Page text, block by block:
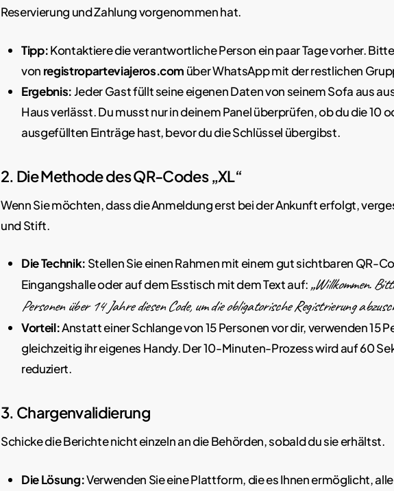
Reservierung und Zahlung vorgenommen hat.
Tipp:Kontaktiere die verantwortliche Person ein paar Tage vorher.
von registroparteviajeros.com über WhatsApp mit der restlichen
Ergebnis:Jeder Gast füllt seine eigenen Daten von seinem Sofa aus
Haus verlässt. Du musst nur in deinem Panel überprüfen, ob du die 10
ausgefüllten Einträge hast, bevor du die Schlüssel übergibst.
2. Die Methode des QR-Codes „XL“
Wenn Sie möchten, dass die Anmeldung erst bei der Ankunft erfolgt,
und Stift.
Die Technik: Stellen Sie einen Rahmen mit einem gut sichtbaren QR-
Eingangshalle oder auf dem Esstisch mit dem Text auf: „Willkommen.
Personen über 14 Jahre diesen Code, um die obligatorische Registrierung
Vorteil:Anstatt einer Schlange von 15 Personen vor dir, verwenden 15
gleichzeitig ihr eigenes Handy. Der 10-Minuten-Prozess wird auf 60
reduziert.
3. Chargenvalidierung
Schicke die Berichte nicht einzeln an die Behörden, sobald du sie erhältst.
Die Lösung:Verwenden Sie eine Plattform, die es Ihnen ermöglicht,